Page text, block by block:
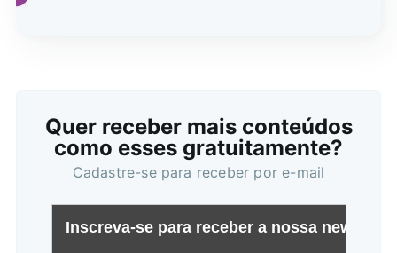
Quer receber mais conteúdos
como esses gratuitamente?
Cadastre-se para receber por e-mail